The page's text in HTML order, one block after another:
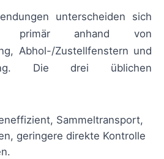
unterscheiden sich
primär anhand von
Abhol-/Zustellfenstern und
Die drei üblichen
Sammeltransport,
geringere direkte Kontrolle